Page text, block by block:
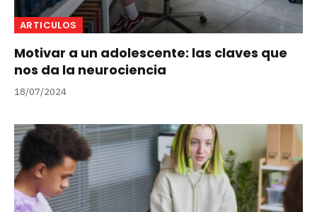
ARTICULOS
Motivar a un adolescente: las claves que
nos da la neurociencia
18/07/2024